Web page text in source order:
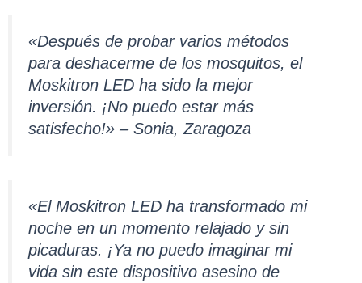
«Después de probar varios métodos
para deshacerme de los mosquitos, el
Moskitron LED ha sido la mejor
inversión. ¡No puedo estar más
satisfecho!» – Sonia, Zaragoza
«El Moskitron LED ha transformado mi
noche en un momento relajado y sin
picaduras. ¡Ya no puedo imaginar mi
vida sin este dispositivo asesino de